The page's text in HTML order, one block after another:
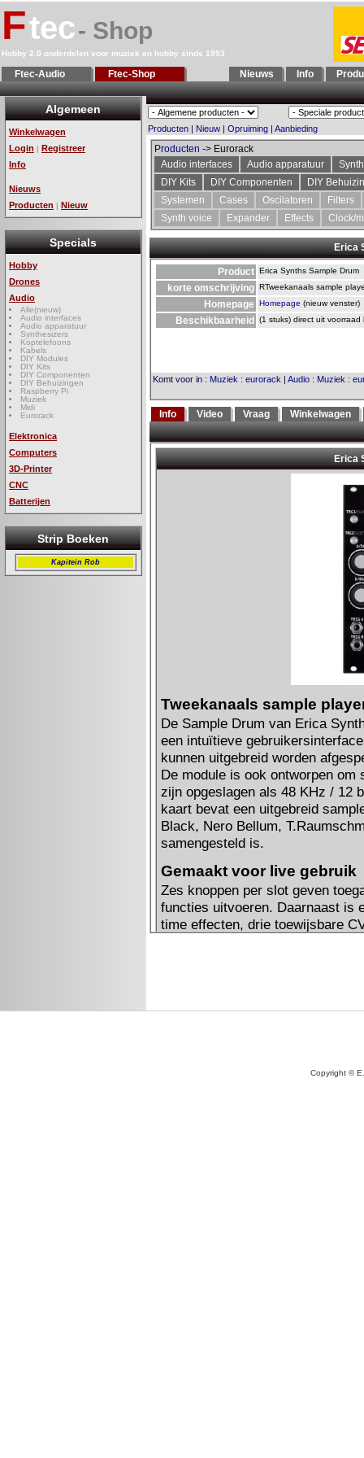
Ftec- Shop
Hobby 2.0 onderdelen voor muziek en hobby sinds 1993
Ftec-Audio Ftec-Shop Nieuws Info
Algemeen
Winkelwagen
Login | Registreer
Info
Nieuws
Producten | Nieuw
Specials
Hobby
Drones
Audio
Alle(nieuw)
Audio interfaces
Audio apparatuur
Synthesizers
Koptelefoons
Kabels
DIY Modules
DIY Kits
DIY Componenten
DIY Behuizingen
Raspberry Pi
Muziek
Midi
Eurorack
Elektronica
Computers
3D-Printer
CNC
Batterijen
Strip Boeken
Kapitein Rob
Producten | Nieuw | Opruiming | Aanbieding
Producten -> Eurorack
Audio interfaces
Audio apparatuur
DIY Kits
DIY Componenten
DIY
Systemen
Cases Oscilatoren
Filters
Synth voice
Expander Effects Clock/
Erica
Product Erica Synths Sample Drum
korte omschrijving RTweekanaals sample
Homepage Homepage (nieuw venster)
Beschikbaarheid (1 stuks) direct uit voorraad
Komt voor in : Muziek : eurorack | Audio : Muziek :
Info Video Vraag Winkelwagen
Copyright ©